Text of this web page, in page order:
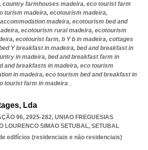
country farmhouses madeira, eco tourist farm
turism madeira, ecotourism madeira,
madeira, ecotourism bed and
ecotourism rural madeira, ecotourism
ecotourist farm, b Y b in madeira, cottages
Y breakfast in madeira, bed and breakfast in
in madeira, bed and breakfast farm in
and breakfasts in madeira, eco tourism
in madeira, eco tourism bed and breakfast in
tourist farm in madeira...
Lda
96, 2925-282, UNIAO FREGUESIAS
LOURENCO SIMAO SETUBAL, SETUBAL
edifícios (residenciais e não residenciais)